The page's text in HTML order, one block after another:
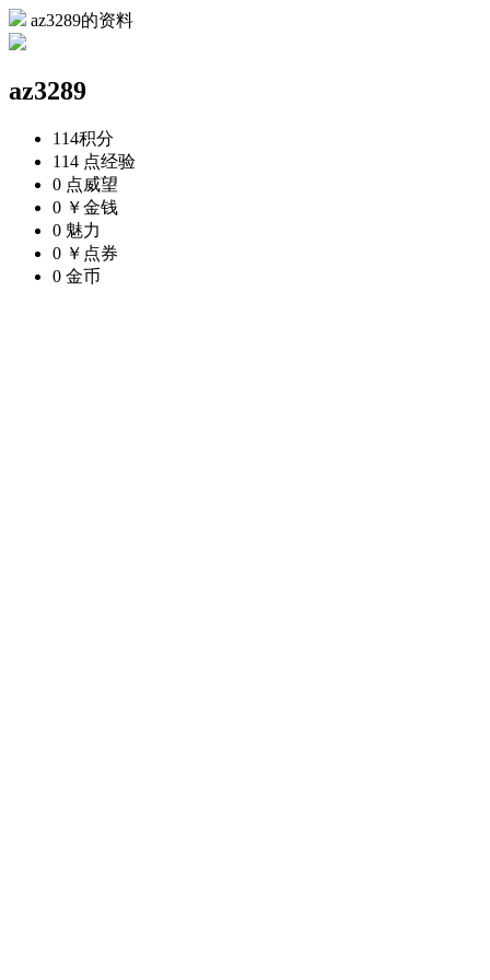
az3289的资料
az3289
114积分
114 点经验
0 点威望
0 ￥金钱
0 魅力
0 ￥ 点券
0 金币